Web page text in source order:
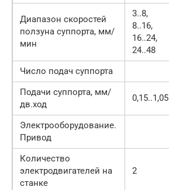
Диапазон скоростей
ползуна суппорта, мм/
мин
3..8,
8..16,
16..24,
24..48
Число подач суппорта
Подачи суппорта, мм/
дв.ход
0,15..1,05
Электрооборудование.
Привод
Количество
электродвигателей на
станке
2